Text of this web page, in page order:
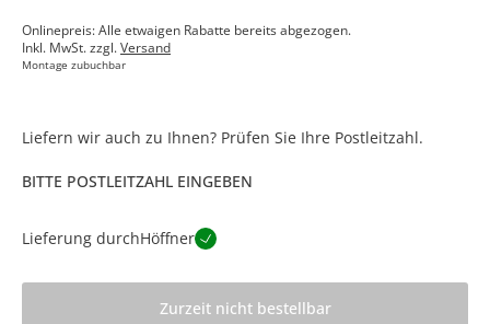
Onlinepreis: Alle etwaigen Rabatte bereits abgezogen.
Inkl. MwSt. zzgl.Versand
Montage zubuchbar
Liefern wir auch zu Ihnen? Prüfen Sie Ihre Postleitzahl.
BITTE POSTLEITZAHL EINGEBEN
Lieferung durchHöffner
Zurzeit nicht bestellbar